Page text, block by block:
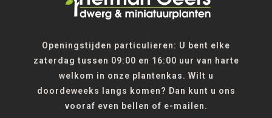
Openingstijden particulieren: U bent elke
zaterdag tussen 09:00 en 16:00 uur van harte
welkom in onze plantenkas. Wilt u
doordeweeks langs komen? Dan kunt u ons
vooraf even bellen of e-mailen.